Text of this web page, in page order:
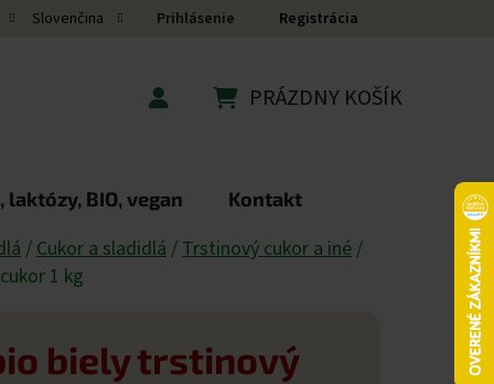
Slovenčina Prihlásenie Registrácia
PRÁZDNY KOŠÍK
laktózy, BIO, vegan Kontakt
/ Cukor a sladidlá / Trstinový cukor a iné /
1 kg
biely trstinový